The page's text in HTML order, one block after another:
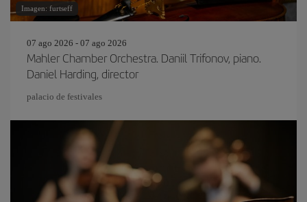
Imagen: furtseff
07 ago 2026 - 07 ago 2026
Mahler Chamber Orchestra. Daniil Trifonov, piano.
Daniel Harding, director
palacio de festivales